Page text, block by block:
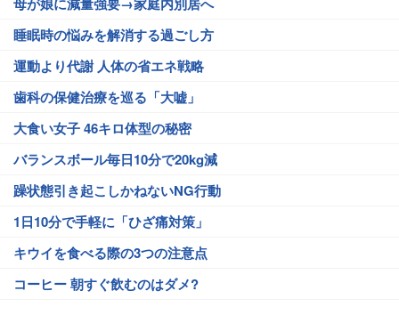
睡眠時の悩みを解消する過ごし方
運動より代謝 人体の省エネ戦略
歯科の保健治療を巡る「大嘘」
大食い女子 46キロ体型の秘密
バランスボール毎日10分で20kg減
躁状態引き起こしかねないNG行動
1日10分で手軽に「ひざ痛対策」
キウイを食べる際の3つの注意点
コーヒー 朝すぐ飲むのはダメ?